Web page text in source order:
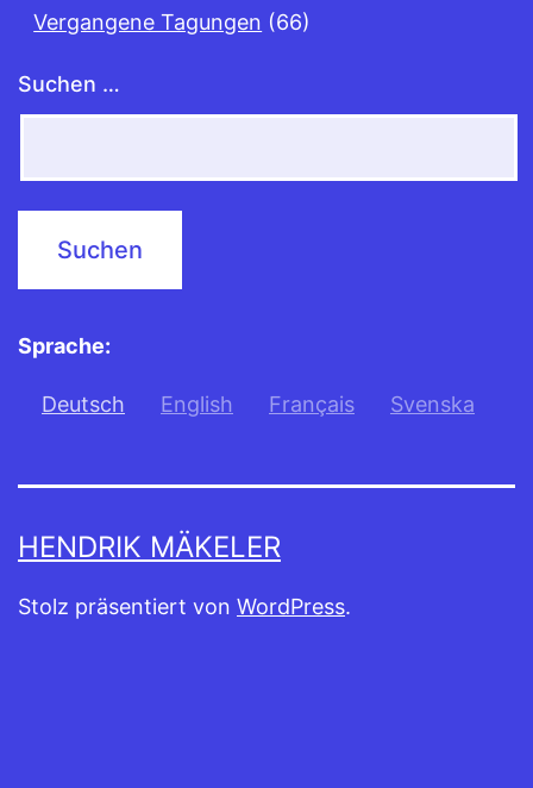
Vergangene Tagungen (66)
Suchen …
Sprache:
Deutsch English Français Svenska
HENDRIK MÄKELER
Stolz präsentiert von WordPress.